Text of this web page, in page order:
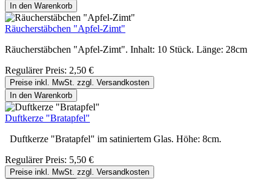
In den Warenkorb
Räucherstäbchen "Apfel-Zimt"
Räucherstäbchen "Apfel-Zimt". Inhalt: 10 Stück. Länge: 28cm
Regulärer Preis: 2,50 €
Preise inkl. MwSt. zzgl. Versandkosten
In den Warenkorb
Duftkerze "Bratapfel"
Duftkerze "Bratapfel" im satiniertem Glas. Höhe: 8cm.
Regulärer Preis: 5,50 €
Preise inkl. MwSt. zzgl. Versandkosten